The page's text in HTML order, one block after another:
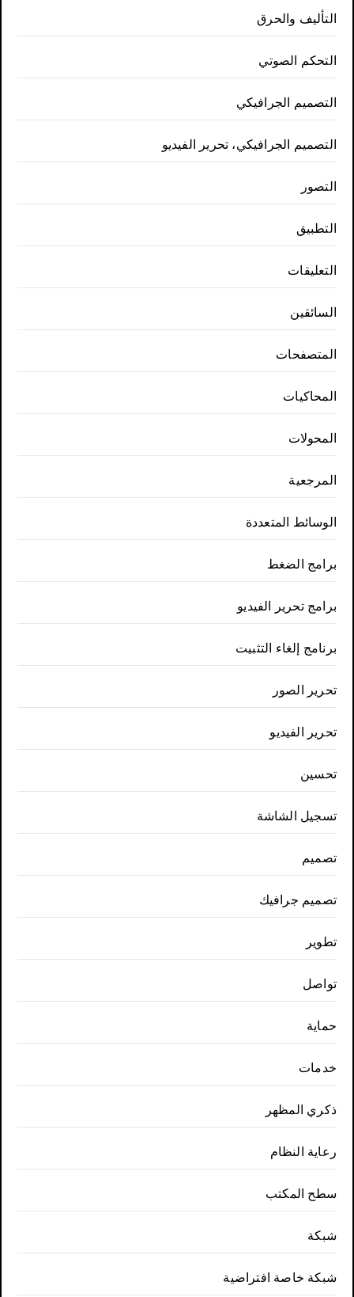
التأليف والحرق
التحكم الصوتي
التصميم الجرافيكي
التصميم الجرافيكي، تحرير الفيديو
التصور
التطبيق
التعليقات
السائقين
المتصفحات
المحاكيات
المحولات
المرجعية
الوسائط المتعددة
برامج الضغط
برامج تحرير الفيديو
برنامج إلغاء التثبيت
تحرير الصور
تحرير الفيديو
تحسين
تسجيل الشاشة
تصميم
تصميم جرافيك
تطوير
تواصل
حماية
خدمات
ذكري المظهر
رعاية النظام
سطح المكتب
شبكة
شبكة خاصة افتراضية